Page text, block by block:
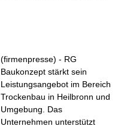
(firmenpresse) - RG
Baukonzept stärkt sein
Leistungsangebot im Bereich
Trockenbau in Heilbronn und
Umgebung. Das
Unternehmen unterstützt